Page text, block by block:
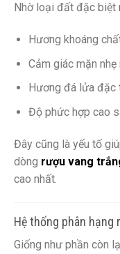
Nhờ loại đất đặc biệt
Hương khoáng
Cảm giác mặn nhẹ
Hương đá lửa đặc
Độ phức hợp cao
Đây cũng là yếu tố
dòng rượu vang
cao nhất.
Hệ thống phân hạng
Giống như phần còn